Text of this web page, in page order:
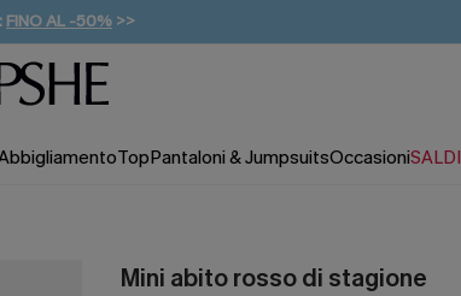
FINO AL -50% >>
DA 49€
20% DI SCONTO*
TopPantaloni & JumpsuitsOccasioniSALDI
Mini abito rosso di stagione